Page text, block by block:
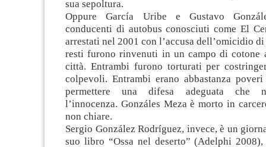
sua sepoltura.
Oppure García Uribe e Gustavo
conducenti di autobus conosciuti come El
arrestati nel 2001 con l’accusa dell’omicidio
resti furono rinvenuti in un campo di cotone
città. Entrambi furono torturati per
colpevoli. Entrambi erano abbastanza
permettere una difesa adeguata che
l’innocenza. Gonzáles Meza è morto in
non chiare.
Sergio González Rodríguez, invece, è un
suo libro “Ossa nel deserto” (Adelphi 2008),